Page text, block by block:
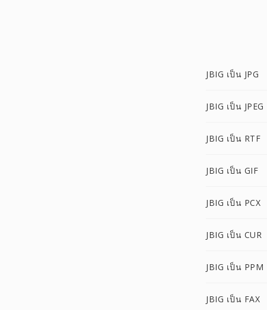
JBIG เป็น JPG
JBIG เป็น JPEG
JBIG เป็น RTF
JBIG เป็น GIF
JBIG เป็น PCX
JBIG เป็น CUR
JBIG เป็น PPM
JBIG เป็น FAX